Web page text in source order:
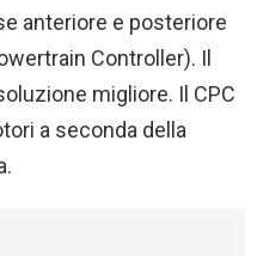
anteriore e posteriore
Controller). Il
migliore. Il CPC
a seconda della